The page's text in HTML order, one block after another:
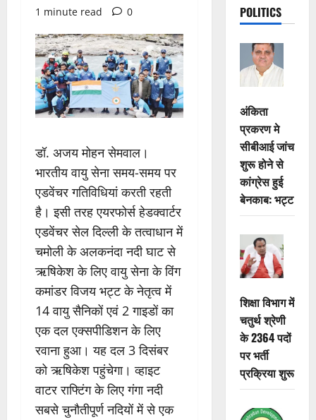
1 minute read
0
डॉ. अजय मोहन सेमवाल।
भारतीय वायु सेना समय-समय पर
एडवेंचर गतिविधियां करती रहती
है। इसी तरह एयरफोर्स हेडक्वार्टर
एडवेंचर सेल दिल्ली के तत्वाधान में
चमोली के अलकनंदा नदी घाट से
ऋषिकेश के लिए वायु सेना के विंग
कमांडर विजय भट्ट के नेतृत्व में
14 वायु सैनिकों एवं 2 गाइडों का
एक दल एक्सपीडिशन के लिए
रवाना हुआ। यह दल 3 दिसंबर
को ऋषिकेश पहुंचेगा। व्हाइट
वाटर राफ्टिंग के लिए गंगा नदी
सबसे चुनौतीपूर्ण नदियों में से एक
POLITICS
अंकिता
प्रकरण मे
सीबीआई जांच
शुरू होने से
कांग्रेस हुई
बेनकाब: भट्ट
शिक्षा विभाग में
चतुर्थ श्रेणी
के 2364 पदों
पर भर्ती
प्रक्रिया शुरू